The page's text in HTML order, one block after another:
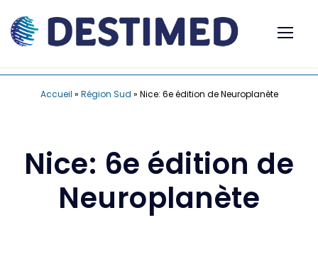
Accueil » Région Sud » Nice: 6e édition de Neuroplanète
Nice: 6e édition de
Neuroplanète